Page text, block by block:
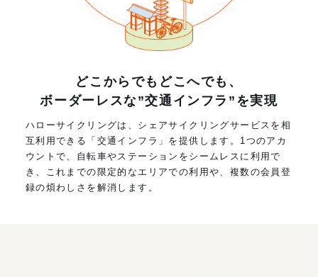
どこからでもどこへでも、
ボーダーレスな”交通インフラ”を実現
ハローサイクリングは、シェアサイクリングサービスを相
互利用できる「交通インフラ」を提供します。1つのアカ
ウントで、自転車やステーションをシームレスに利用で
き、これまでの限定的なエリアでの利用や、複数の会員登
録の煩わしさを解消します。